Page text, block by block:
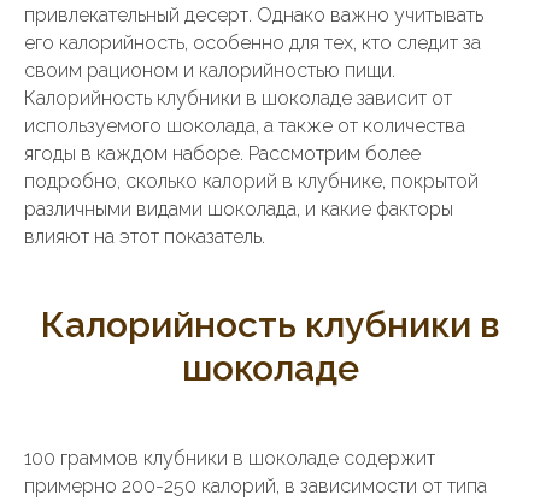
привлекательный десерт. Однако важно учитывать
его калорийность, особенно для тех, кто следит за
своим рационом и калорийностью пищи.
Калорийность клубники в шоколаде зависит от
используемого шоколада, а также от количества
ягоды в каждом наборе. Рассмотрим более
подробно, сколько калорий в клубнике, покрытой
различными видами шоколада, и какие факторы
влияют на этот показатель.
Калорийность клубники в
шоколаде
100 граммов клубники в шоколаде содержит
примерно 200-250 калорий, в зависимости от типа